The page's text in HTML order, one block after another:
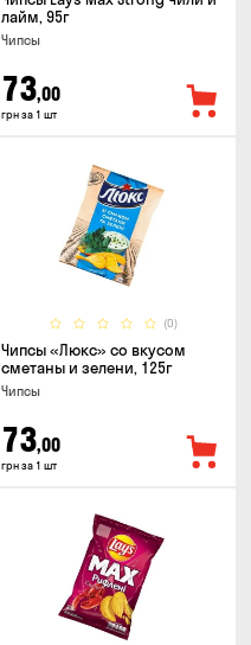
лайм, 95г
Чипсы
73,00
грн за 1 шт
(0)
Чипсы «Люкс» со вкусом
сметаны и зелени, 125г
Чипсы
73,00
грн за 1 шт